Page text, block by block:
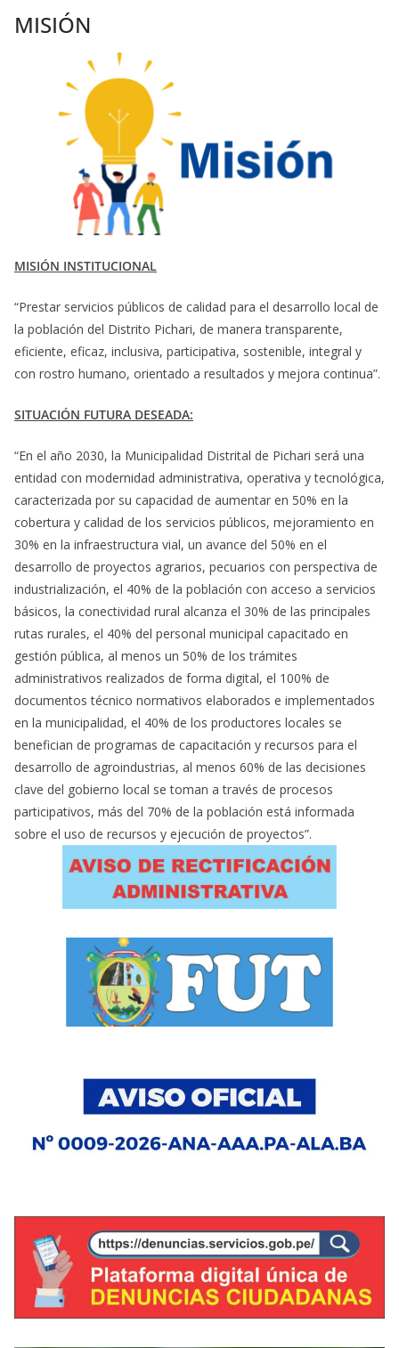
MISIÓN
MISIÓN INSTITUCIONAL
“Prestar servicios públicos de calidad para el desarrollo local de
la población del Distrito Pichari, de manera transparente,
eficiente, eficaz, inclusiva, participativa, sostenible, integral y
con rostro humano, orientado a resultados y mejora continua”.
SITUACIÓN FUTURA DESEADA:
“En el año 2030, la Municipalidad Distrital de Pichari será una
entidad con modernidad administrativa, operativa y tecnológica,
caracterizada por su capacidad de aumentar en 50% en la
cobertura y calidad de los servicios públicos, mejoramiento en
30% en la infraestructura vial, un avance del 50% en el
desarrollo de proyectos agrarios, pecuarios con perspectiva de
industrialización, el 40% de la población con acceso a servicios
básicos, la conectividad rural alcanza el 30% de las principales
rutas rurales, el 40% del personal municipal capacitado en
gestión pública, al menos un 50% de los trámites
administrativos realizados de forma digital, el 100% de
documentos técnico normativos elaborados e implementados
en la municipalidad, el 40% de los productores locales se
benefician de programas de capacitación y recursos para el
desarrollo de agroindustrias, al menos 60% de las decisiones
clave del gobierno local se toman a través de procesos
participativos, más del 70% de la población está informada
sobre el uso de recursos y ejecución de proyectos”.